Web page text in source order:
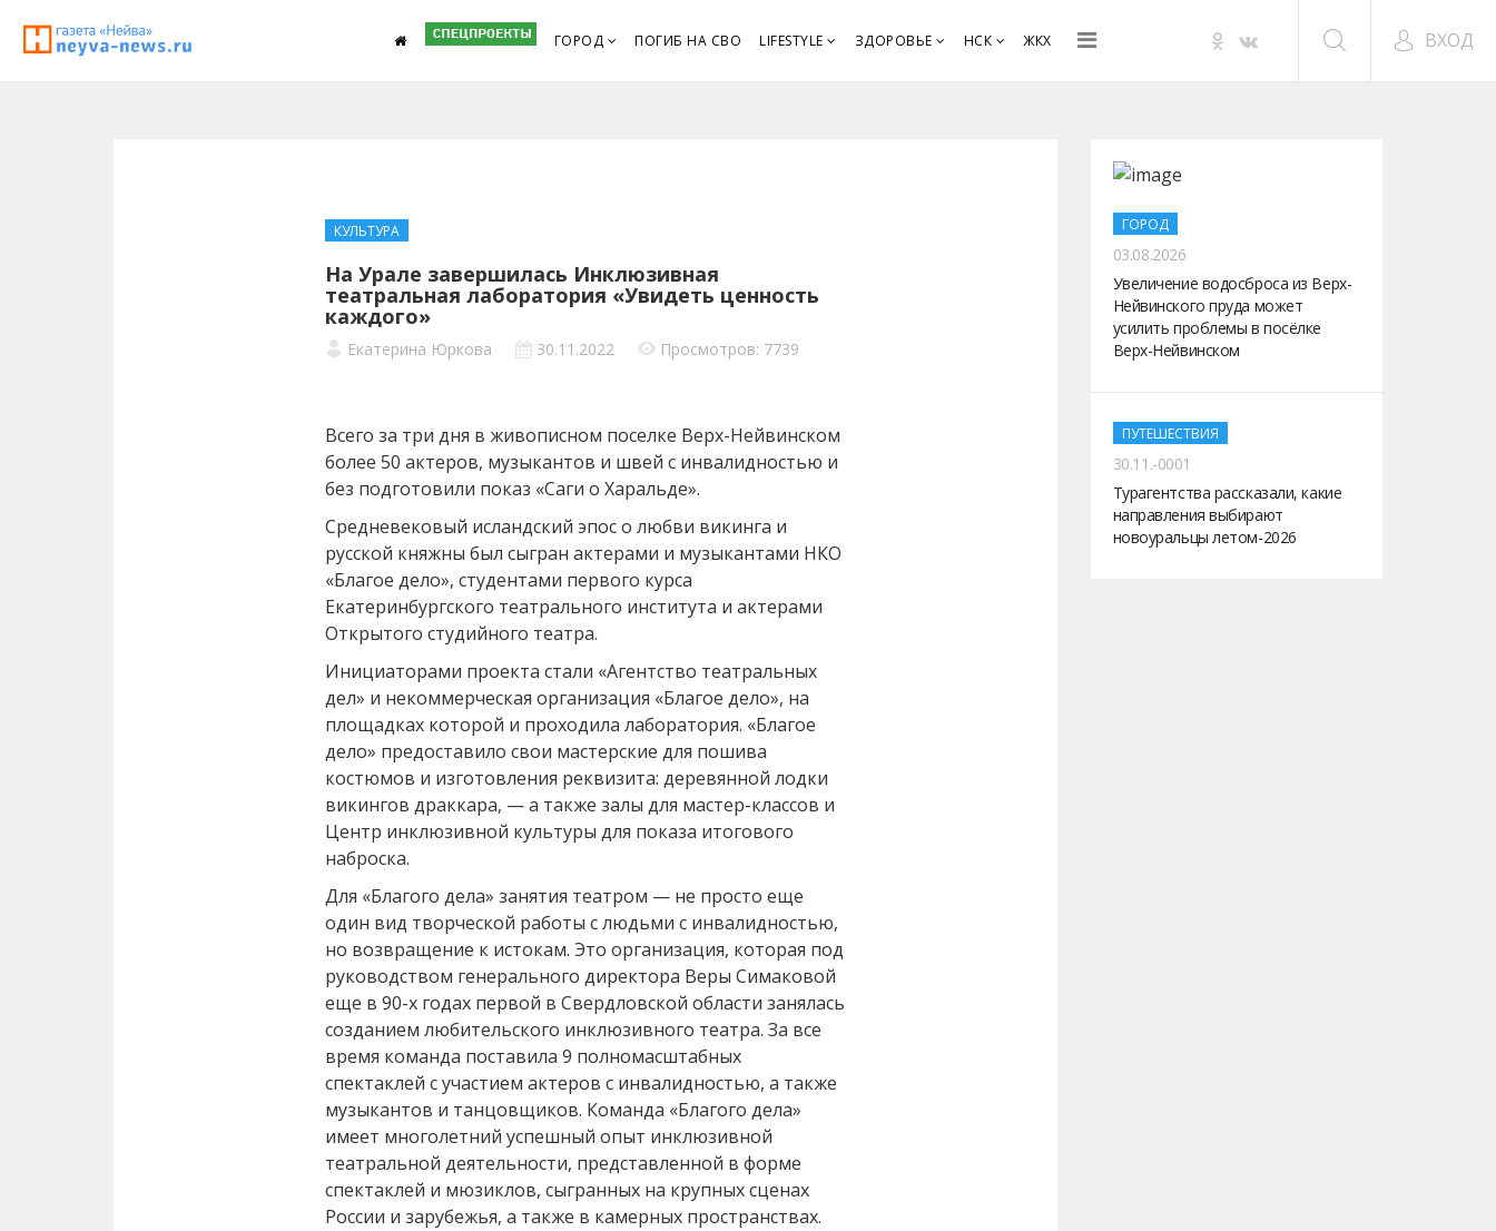
ГОРОД ПОГИБ НА СВО LIFESTYLE ЗДОРОВЬЕ НСК ЖКХ ВХОД
КУЛЬТУРА
На Урале завершилась Инклюзивная
театральная лаборатория «Увидеть ценность
каждого»
Екатерина Юркова 30.11.2022 Просмотров: 7739
Всего за три дня в живописном поселке Верх-Нейвинском
более 50 актеров, музыкантов и швей с инвалидностью и
без подготовили показ «Саги о Харальде».
Средневековый исландский эпос о любви викинга и
русской княжны был сыгран актерами и музыкантами НКО
«Благое дело», студентами первого курса
Екатеринбургского театрального института и актерами
Открытого студийного театра.
Инициаторами проекта стали «Агентство театральных
дел» и некоммерческая организация «Благое дело», на
площадках которой и проходила лаборатория. «Благое
дело» предоставило свои мастерские для пошива
костюмов и изготовления реквизита: деревянной лодки
викингов драккара, — а также залы для мастер-классов и
Центр инклюзивной культуры для показа итогового
наброска.
Для «Благого дела» занятия театром — не просто еще
один вид творческой работы с людьми с инвалидностью,
но возвращение к истокам. Это организация, которая под
руководством генерального директора Веры Симаковой
еще в 90-х годах первой в Свердловской области занялась
созданием любительского инклюзивного театра. За все
время команда поставила 9 полномасштабных
спектаклей с участием актеров с инвалидностью, а также
музыкантов и танцовщиков. Команда «Благого дела»
имеет многолетний успешный опыт инклюзивной
театральной деятельности, представленной в форме
спектаклей и мюзиклов, сыгранных на крупных сценах
России и зарубежья, а также в камерных пространствах.
ГОРОД
03.08.2026
Увеличение водосброса из Верх-
Нейвинского пруда может
усилить проблемы в посёлке
Верх-Нейвинском
ПУТЕШЕСТВИЯ
30.11.-0001
Турагентства рассказали, какие
направления выбирают
новоуральцы летом-2026